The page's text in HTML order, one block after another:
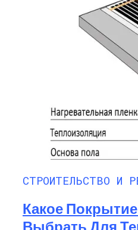
СТРОИТЕЛЬСТВО И
Какое
Выбрать Для